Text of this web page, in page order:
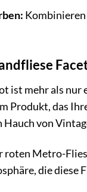
Kombinieren
ist mehr als
Produkt, das
von
roten Metro-
die diese